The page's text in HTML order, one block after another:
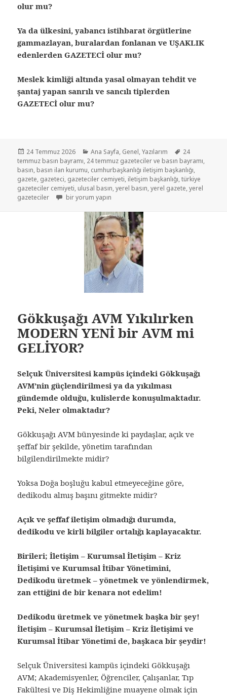
olur mu?
Ya da ülkesini, yabancı istihbarat örgütlerine
gammazlayan, buralardan fonlanan ve UŞAKLIK
edenlerden GAZETECİ olur mu?
Meslek kimliği altında yasal olmayan tehdit ve
şantaj yapan sanrılı ve sancılı tiplerden
GAZETECİ olur mu?
24 Temmuz 2026 Ana Sayfa, Genel,Yazılarım
24
temmuz basın bayramı, 24 temmuz gazeteciler ve basın bayramı,
basın, basın ilan kurumu, cumhurbaşkanlığı iletişim başkanlığı,
gazete, gazeteci, gazeteciler cemiyeti, iletişim başkanlığı,türkiye
gazeteciler cemiyeti, ulusal basın,yerel basın,yerel gazete,yerel
gazeteciler
bir yorum yapın
Gökkuşağı AVM Yıkılırken
MODERN YENİ bir AVM mi
GELİYOR?
Selçuk Üniversitesi kampüs içindeki Gökkuşağı
AVM’nin güçlendirilmesi ya da yıkılması
gündemde olduğu, kulislerde konuşulmaktadır.
Peki, Neler olmaktadır?
Gökkuşağı AVM bünyesinde ki paydaşlar, açık ve
şeffaf bir şekilde, yönetim tarafından
bilgilendirilmekte midir?
Yoksa Doğa boşluğu kabul etmeyeceğine göre,
dedikodu almış başını gitmekte midir?
Açık ve şeffaf iletişim olmadığı durumda,
dedikodu ve kirli bilgiler ortalığı kaplayacaktır.
Birileri; İletişim – Kurumsal İletişim – Kriz
İletişimi ve Kurumsal İtibar Yönetimini,
Dedikodu üretmek – yönetmek ve yönlendirmek,
zan ettiğini de bir kenara not edelim!
Dedikodu üretmek ve yönetmek başka bir şey!
İletişim – Kurumsal İletişim – Kriz İletişimi ve
Kurumsal İtibar Yönetimi de, başkaca bir şeydir!
Selçuk Üniversitesi kampüs içindeki Gökkuşağı
AVM; Akademisyenler, Öğrenciler, Çalışanlar, Tıp
Fakültesi ve Diş Hekimliğine muayene olmak için